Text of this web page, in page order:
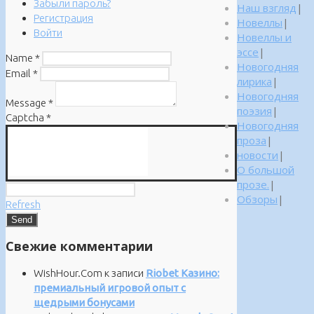
Забыли пароль?
Регистрация
Войти
Name *
Email *
Message *
Captcha *
Refresh
Свежие комментарии
WishHour.Com к записи Riobet Казино:
премиальный игровой опыт с
щедрыми бонусами
Наш взгляд |
Новеллы |
Новеллы и
эссе |
Новогодняя
лирика |
Новогодняя
поэзия |
Новогодняя
проза |
новости |
О большой
прозе. |
Обзоры |